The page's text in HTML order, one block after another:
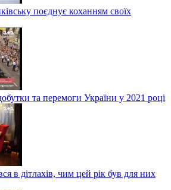
поєднує коханням своїх
та перемоги України у 2021 році
в дітлахів, чим цей рік був для них